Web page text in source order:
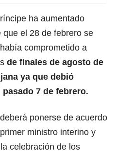
ha aumentado
el 28 de febrero se
comprometido a
de finales de agosto de
ya que debió
7 de febrero.
ponerse de acuerdo
ministro interino y
celebración de los